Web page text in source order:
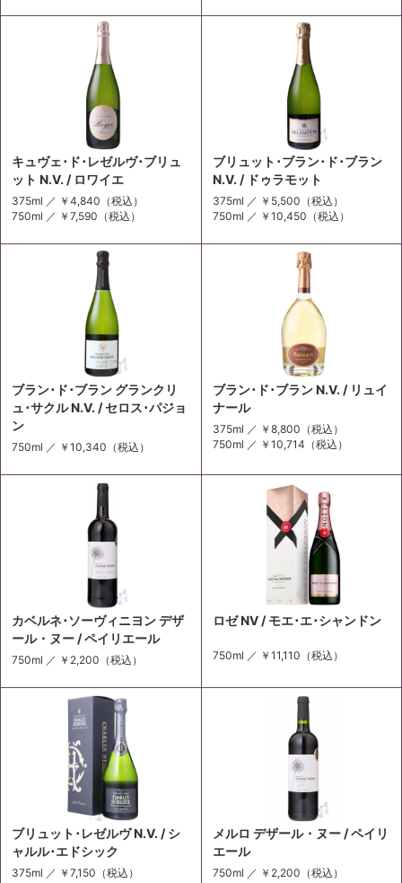
キュヴェ･ド･レゼルヴ･ブリュ
ット N.V. / ロワイエ
375ml ／ ￥4,840 （税込）
750ml ／ ￥7,590 （税込）
ブリュット･ブラン･ド･ブラン
N.V. / ドゥラモット
375ml ／ ￥5,500 （税込）
750ml ／ ￥10,450 （税込）
ブラン･ド･ブラン グランクリ
ュ･サクル N.V. / セロス･パジョ
ン
750ml ／ ￥10,340 （税込）
ブラン･ド･ブラン N.V. / リュイ
ナール
375ml ／ ￥8,800 （税込）
750ml ／ ￥10,714 （税込）
カベルネ･ソーヴィニヨン デザ
ール・ヌー / ペイリエール
750ml ／ ￥2,200 （税込）
ロゼ NV / モエ･エ･シャンドン
750ml ／ ￥11,110 （税込）
ブリュット･レゼルヴ N.V. / シ
ャルル･エドシック
375ml ／ ￥7,150 （税込）
メルロ デザール・ヌー / ペイリ
エール
750ml ／ ￥2,200 （税込）